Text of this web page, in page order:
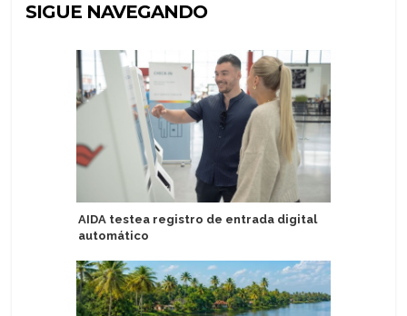
SIGUE NAVEGANDO
AIDA testea registro de entrada digital
automático